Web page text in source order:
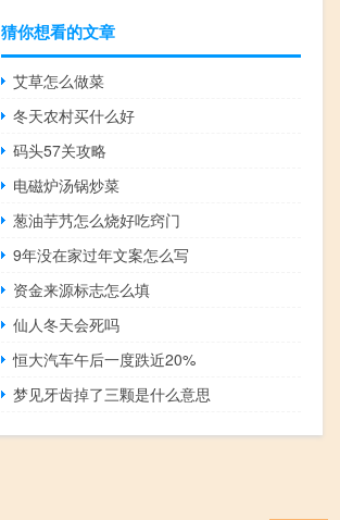
猜你想看的文章
艾草怎么做菜
冬天农村买什么好
码头57关攻略
电磁炉汤锅炒菜
葱油芋艿怎么烧好吃窍门
9年没在家过年文案怎么写
资金来源标志怎么填
仙人冬天会死吗
恒大汽车午后一度跌近20%
梦见牙齿掉了三颗是什么意思